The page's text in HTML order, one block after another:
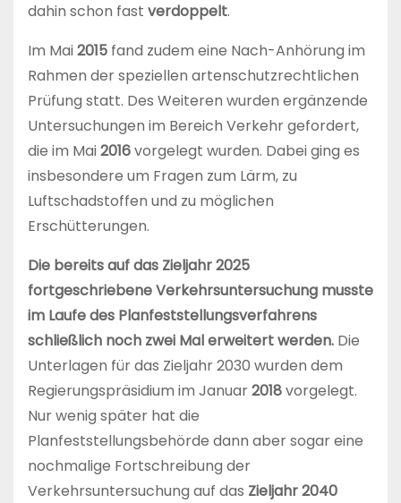
dahin schon fast verdoppelt.
Im Mai2015 fand zudem eine Nach-Anhörung im
Rahmen der speziellen artenschutzrechtlichen
Prüfung statt. Des Weiteren wurden ergänzende
Untersuchungen im Bereich Verkehr gefordert,
die im Mai2016vorgelegt wurden. Dabei ging es
insbesondere um Fragen zum Lärm, zu
Luftschadstoffen und zu möglichen
Erschütterungen.
Die bereits auf das Zieljahr 2025
fortgeschriebene Verkehrsuntersuchung musste
im Laufe des Planfeststellungsverfahrens
schließlich noch zwei Mal erweitert werden. Die
Unterlagen für das Zieljahr 2030 wurden dem
Regierungspräsidium im Januar2018vorgelegt.
Nur wenig später hat die
Planfeststellungsbehörde dann aber sogar eine
nochmalige Fortschreibung der
Verkehrsuntersuchung auf das Zieljahr 2040